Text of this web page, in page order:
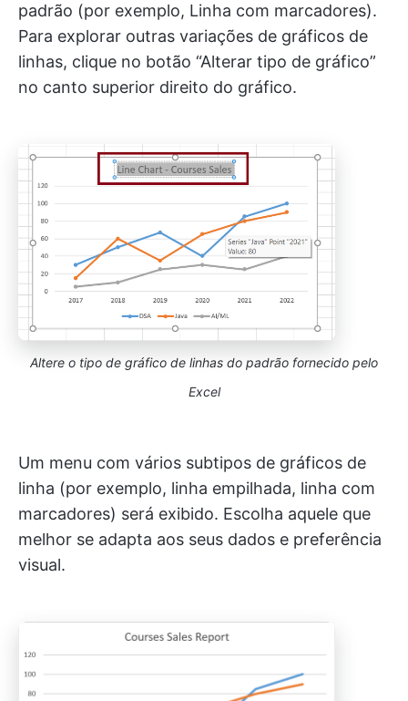
padrão (por exemplo, Linha com marcadores).
Para explorar outras variações de gráficos de
linhas, clique no botão “Alterar tipo de gráfico”
no canto superior direito do gráfico.
Altere o tipo de gráfico de linhas do padrão fornecido pelo
Excel
Um menu com vários subtipos de gráficos de
linha (por exemplo, linha empilhada, linha com
marcadores) será exibido. Escolha aquele que
melhor se adapta aos seus dados e preferência
visual.